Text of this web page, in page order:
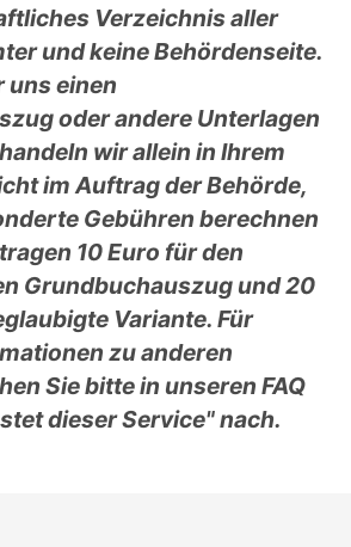
Verzeichnis aller
und keine Behördenseite.
uns einen
oder andere Unterlagen
wir allein in Ihrem
im Auftrag der Behörde,
Gebühren berechnen
10 Euro für den
Grundbuchauszug und 20
Variante. Für
zu anderen
Sie bitte in unseren FAQ
dieser Service" nach.